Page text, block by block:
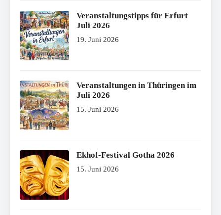
Veranstaltungstipps für Erfurt
Juli 2026
19. Juni 2026
Veranstaltungen in Thüringen im
Juli 2026
15. Juni 2026
Ekhof-Festival Gotha 2026
15. Juni 2026